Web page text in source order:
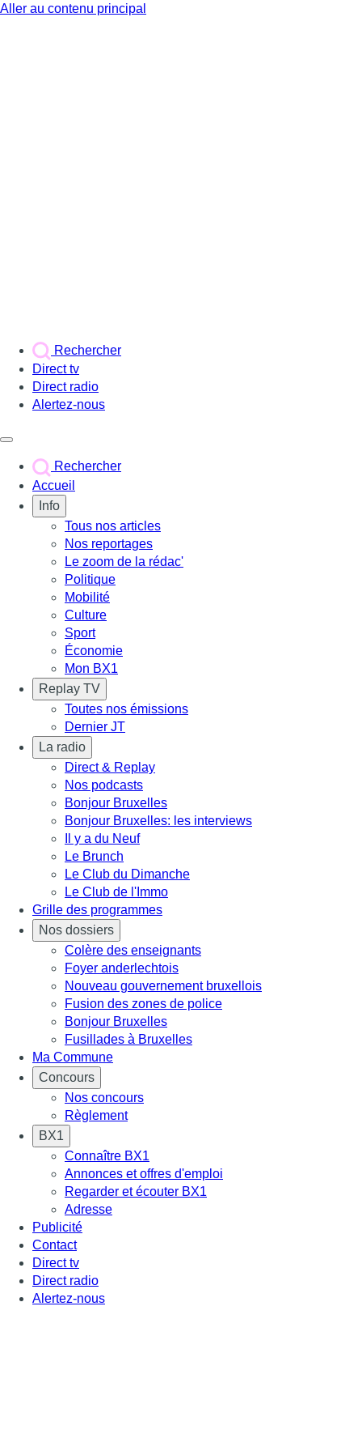
Aller au contenu principal
Rechercher
Direct tv
Direct radio
Alertez-nous
Rechercher
Accueil
Info
Tous nos articles
Nos reportages
Le zoom de la rédac'
Politique
Mobilité
Culture
Sport
Économie
Mon BX1
Replay TV
Toutes nos émissions
Dernier JT
La radio
Direct & Replay
Nos podcasts
Bonjour Bruxelles
Bonjour Bruxelles: les interviews
Il y a du Neuf
Le Brunch
Le Club du Dimanche
Le Club de l'Immo
Grille des programmes
Nos dossiers
Colère des enseignants
Foyer anderlechtois
Nouveau gouvernement bruxellois
Fusion des zones de police
Bonjour Bruxelles
Fusillades à Bruxelles
Ma Commune
Concours
Nos concours
Règlement
BX1
Connaître BX1
Annonces et offres d'emploi
Regarder et écouter BX1
Adresse
Publicité
Contact
Direct tv
Direct radio
Alertez-nous